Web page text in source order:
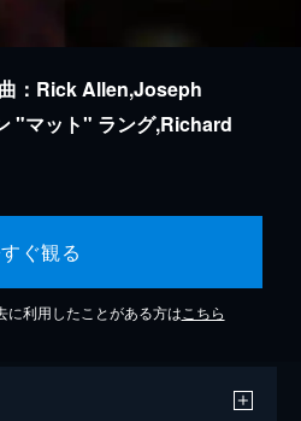
：Rick Allen,Joseph
"マット" ラング,Richard
ぐ観る
に利用したことがある方は こちら